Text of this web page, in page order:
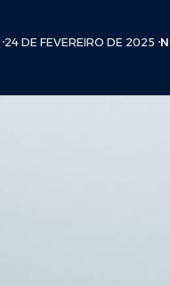
24 DE FEVEREIRO DE 2025